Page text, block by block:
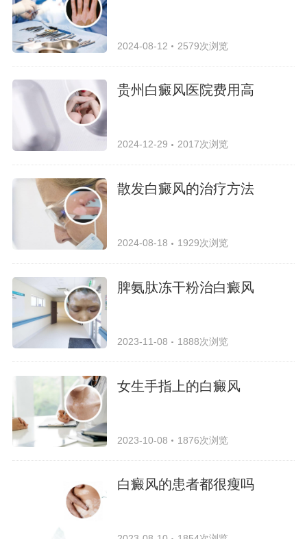
2024-08-12 2579次浏览
贵州白癜风医院费用高
2024-12-29 2017次浏览
散发白癜风的治疗方法
2024-08-18 1929次浏览
脾氨肽冻干粉治白癜风
2023-11-08 1888次浏览
女生手指上的白癜风
2023-10-08 1876次浏览
白癜风的患者都很瘦吗